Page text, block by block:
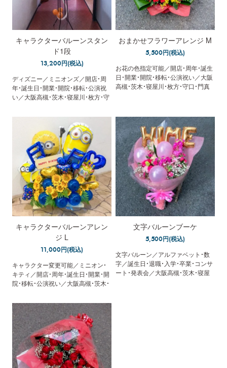
キャラクターバルーンスタン
ド1段
13,200円(税込)
ディズニー／ミニオンズ／開店・周
年・誕生日・開業・開院・移転・公演祝
い／大阪高槻・茨木・寝屋川・枚方・守
おまかせフラワーアレンジ M
5,500円(税込)
お花の色指定可能／開店・周年・誕生
日・開業・開院・移転・公演祝い／大阪
高槻・茨木・寝屋川・枚方・守口・門真
キャラクターバルーンアレン
ジ L
11,000円(税込)
キャラクター変更可能／ミニオン・
キティ／開店・周年・誕生日・開業・開
院・移転・公演祝い／大阪高槻・茨木・
／立札無料
文字バルーンブーケ
5,500円(税込)
文字バルーン／アルファベット・数
字／誕生日・退職・入学・卒業・コンサ
ート・発表会／大阪高槻・茨木・寝屋